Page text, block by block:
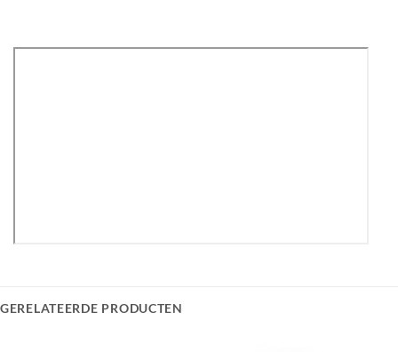
GERELATEERDE PRODUCTEN